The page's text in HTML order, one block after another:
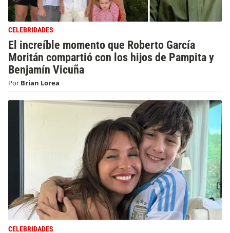
CELEBRIDADES
El increíble momento que Roberto García
Moritán compartió con los hijos de Pampita y
Benjamín Vicuña
Por Brian Lorea
CELEBRIDADES